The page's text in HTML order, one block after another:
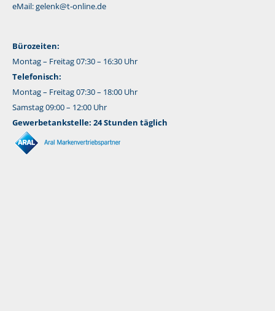
eMail:gelenk@t-online.de
Bürozeiten:
Montag – Freitag 07:30 – 16:30 Uhr
Telefonisch:
Montag – Freitag 07:30 – 18:00 Uhr
Samstag 09:00 – 12:00 Uhr
Gewerbetankstelle: 24 Stunden täglich